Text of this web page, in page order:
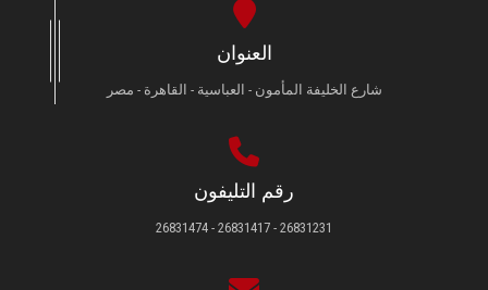
العنوان
شارع الخليفة المأمون - العباسية - القاهرة - مصر
رقم التليفون
26831231 - 26831417 - 26831474